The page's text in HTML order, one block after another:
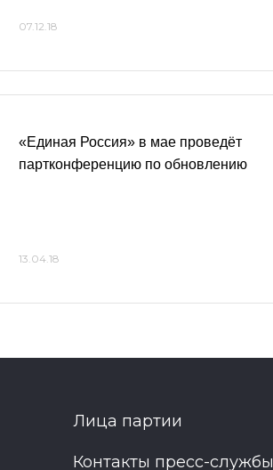
07.12.18
«Единая Россия» в мае проведёт
партконференцию по обновлению
13.04.18
Лица партии
Контакты пресс-службы